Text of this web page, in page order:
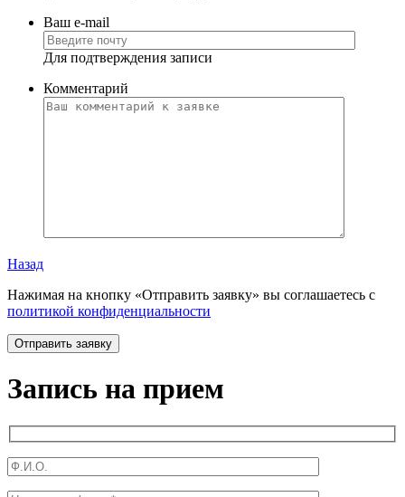
Ваш e-mail
Для подтверждения записи
Комментарий
Назад
Нажимая на кнопку «Отправить заявку» вы соглашаетесь с
политикой конфиденциальности
Запись на прием